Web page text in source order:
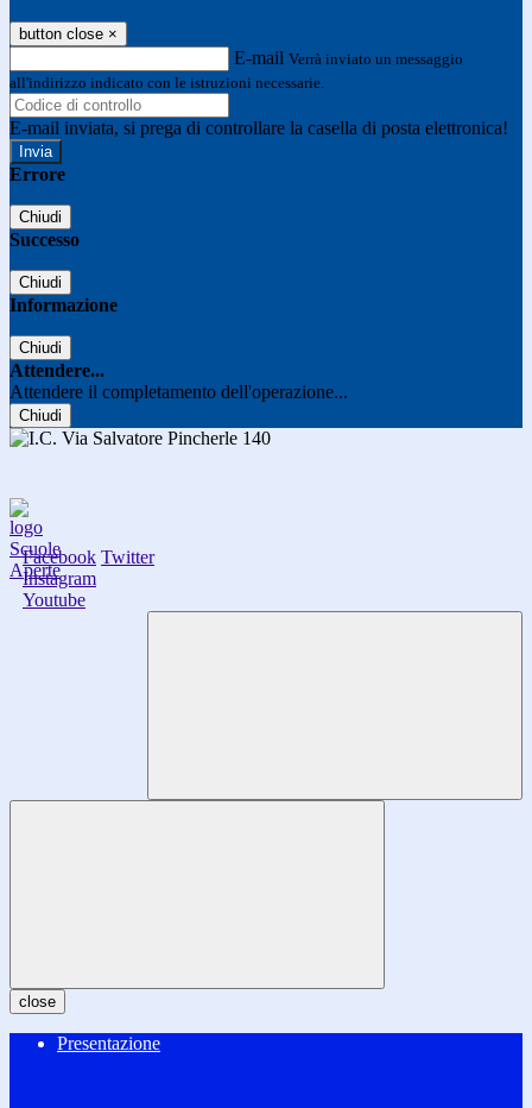
button close ×
E-mail Verrà inviato un messaggio
all'indirizzo indicato con le istruzioni necessarie.
E-mail inviata, si prega di controllare la casella di posta elettronica!
Errore
Chiudi
Successo
Chiudi
Informazione
Chiudi
Attendere...
Attendere il completamento dell'operazione...
Chiudi
Facebook Twitter
Instagram
Youtube
close
Presentazione